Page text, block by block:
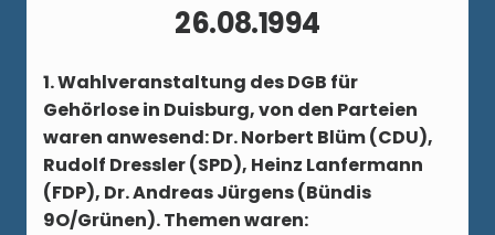
26.08.1994
1. Wahlveranstaltung des DGB für
Gehörlose in Duisburg, von den Parteien
waren anwesend: Dr. Norbert Blüm (CDU),
Rudolf Dressler (SPD), Heinz Lanfermann
(FDP), Dr. Andreas Jürgens (Bündis
9O/Grünen). Themen waren: